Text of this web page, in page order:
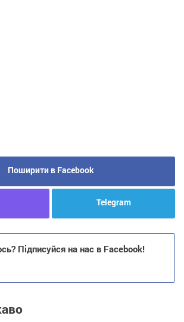
Поширити в Facebook
Telegram
Підписуйся на нас в Facebook!